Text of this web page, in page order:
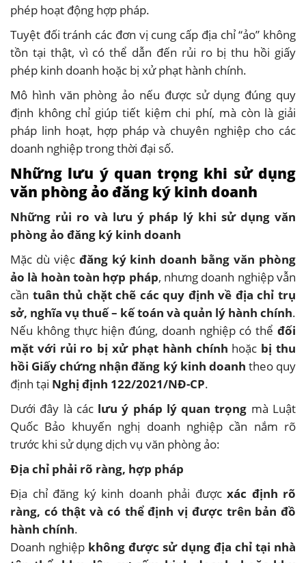
phép hoạt động hợp pháp.
Tuyệt đối tránh các đơn vị cung cấp địa chỉ “ảo” không
tồn tại thật, vì có thể dẫn đến rủi ro bị thu hồi giấy
phép kinh doanh hoặc bị xử phạt hành chính.
Mô hình văn phòng ảo nếu được sử dụng đúng quy
định không chỉ giúp tiết kiệm chi phí, mà còn là giải
pháp linh hoạt, hợp pháp và chuyên nghiệp cho các
doanh nghiệp trong thời đại số.
Những lưu ý quan trọng khi sử dụng
văn phòng ảo đăng ký kinh doanh
Những rủi ro và lưu ý pháp lý khi sử dụng văn
phòng ảo đăng ký kinh doanh
Mặc dù việc đăng ký kinh doanh bằng văn phòng
ảo là hoàn toàn hợp pháp, nhưng doanh nghiệp vẫn
cần tuân thủ chặt chẽ các quy định về địa chỉ trụ
sở, nghĩa vụ thuế – kế toán và quản lý hành chính.
Nếu không thực hiện đúng, doanh nghiệp có thể đối
mặt với rủi ro bị xử phạt hành chính hoặc bị thu
hồi Giấy chứng nhận đăng ký kinh doanh theo quy
định tại Nghị định 122/2021/NĐ-CP.
Dưới đây là các lưu ý pháp lý quan trọng mà Luật
Quốc Bảo khuyến nghị doanh nghiệp cần nắm rõ
trước khi sử dụng dịch vụ văn phòng ảo:
Địa chỉ phải rõ ràng, hợp pháp
Địa chỉ đăng ký kinh doanh phải được xác định rõ
ràng, có thật và có thể định vị được trên bản đồ
hành chính.
Doanh nghiệp không được sử dụng địa chỉ tại nhà